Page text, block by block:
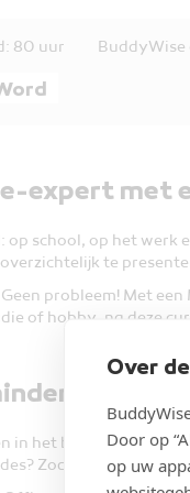
Over
Door op
op uw
80 uur BuddyWise
expert met
school, op het werk
te
probleem! Met
of hobby, na deze
tijd
in het begin misschien
Zodra je deze